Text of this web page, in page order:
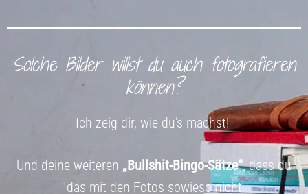
Solche Bilder willst du auch fotografieren
können?
Ich zeig dir, wie du’s machst!
Und deine weiteren „Bullshit-Bingo-Sätze“, dass du
das mit den Fotos sowieso nicht